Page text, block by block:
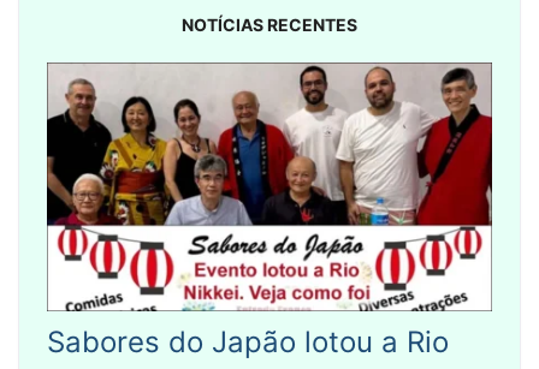
NOTÍCIAS RECENTES
Sabores do Japão lotou a Rio